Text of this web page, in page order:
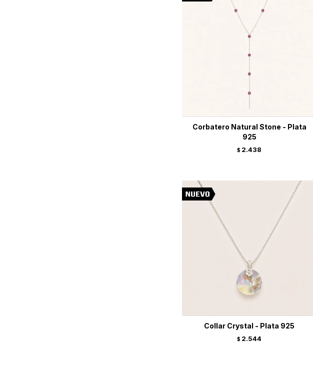
Corbatero Natural Stone - Plata
925
$ 2.438
Collar Crystal - Plata 925
$ 2.544